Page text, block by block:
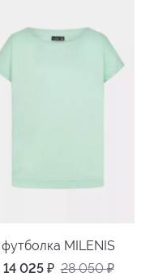
футболка MILENIS
14 025 ₽ 28 050₽